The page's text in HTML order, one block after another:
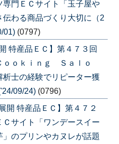
門ＥＣサイト「玉子屋や
わる商品づくり大切に（2
01) (0797)
特産品ＥＣ】第４７３回
ｏｏｋｉｎｇ Ｓａｌｏ
士の経験でリピーター獲
09/24) (0796)
開 特産品ＥＣ】第４７２
サイト「ワンデースイー
のプリンやカヌレが話題